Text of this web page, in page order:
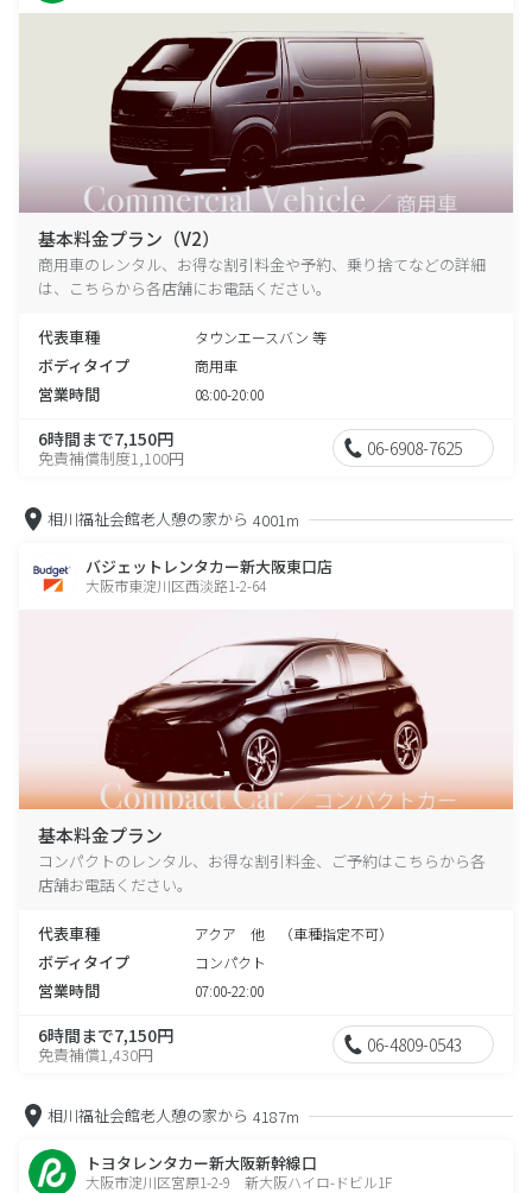
基本料金プラン（V2）
商用車のレンタル、お得な割引料金や予約、乗り捨てなどの詳細
は、こちらから各店舗にお電話ください。
代表車種 タウンエースバン 等
ボディタイプ 商用車
営業時間 08:00-20:00
6時間まで7,150円
免責補償制度1,100円 06-6908-7625
相川福祉会館老人憩の家から 4001m
バジェットレンタカー新大阪東口店
大阪市東淀川区西淡路1-2-64
基本料金プラン
コンパクトのレンタル、お得な割引料金、ご予約はこちらから各
店舗お電話ください。
代表車種 アクア 他 （車種指定不可）
ボディタイプ コンパクト
営業時間 07:00-22:00
6時間まで7,150円
免責補償1,430円 06-4809-0543
相川福祉会館老人憩の家から 4187m
トヨタレンタカー新大阪新幹線口
大阪市淀川区宮原1-2-9 新大阪ハイロ-ドビル1F